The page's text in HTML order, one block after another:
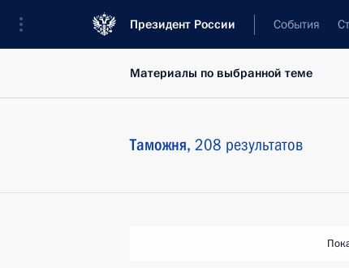
Президент России События
Материалы по выбранной теме
Таможня, 208 результатов